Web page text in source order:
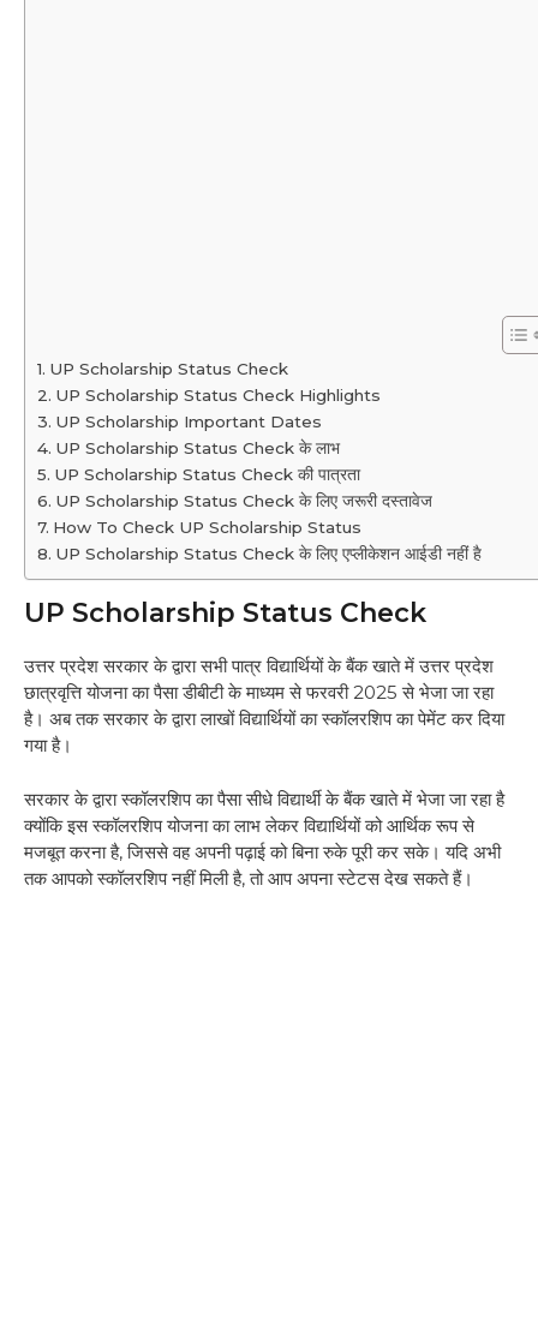
UP Scholarship Status Check
UP Scholarship Status Check Highlights
UP Scholarship Important Dates
UP Scholarship Status Check के लाभ
UP Scholarship Status Check की पात्रता
UP Scholarship Status Check के लिए जरूरी दस्तावेज
How To Check UP Scholarship Status
UP Scholarship Status Check के लिए एप्लीकेशन आईडी नहीं है
UP Scholarship Status Check
उत्तर प्रदेश सरकार के द्वारा सभी पात्र विद्यार्थियों के बैंक खाते में उत्तर प्रदेश
छात्रवृत्ति योजना का पैसा डीबीटी के माध्यम से फरवरी 2025 से भेजा जा रहा
है। अब तक सरकार के द्वारा लाखों विद्यार्थियों का स्कॉलरशिप का पेमेंट कर दिया
गया है।
सरकार के द्वारा स्कॉलरशिप का पैसा सीधे विद्यार्थी के बैंक खाते में भेजा जा रहा है
क्योंकि इस स्कॉलरशिप योजना का लाभ लेकर विद्यार्थियों को आर्थिक रूप से
मजबूत करना है, जिससे वह अपनी पढ़ाई को बिना रुके पूरी कर सके। यदि अभी
तक आपको स्कॉलरशिप नहीं मिली है, तो आप अपना स्टेटस देख सकते हैं।